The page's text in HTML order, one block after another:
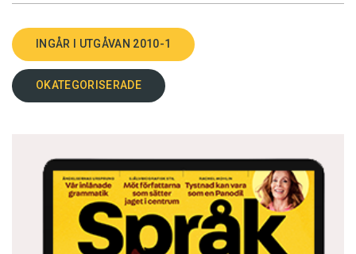
INGÅR I UTGÅVAN 2010-1
OKATEGORISERADE